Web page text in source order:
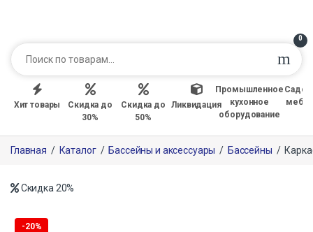
0
Хит товары
Скидка до
30%
Скидка до
50%
Ликвидация
Промышленное
кухонное
оборудование
Главная / Каталог / Бассейны и аксессуары / Бассейны /
Скидка 20%
-20%